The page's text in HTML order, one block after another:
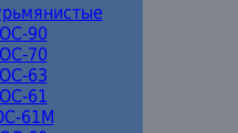
90
70
63
61
61M